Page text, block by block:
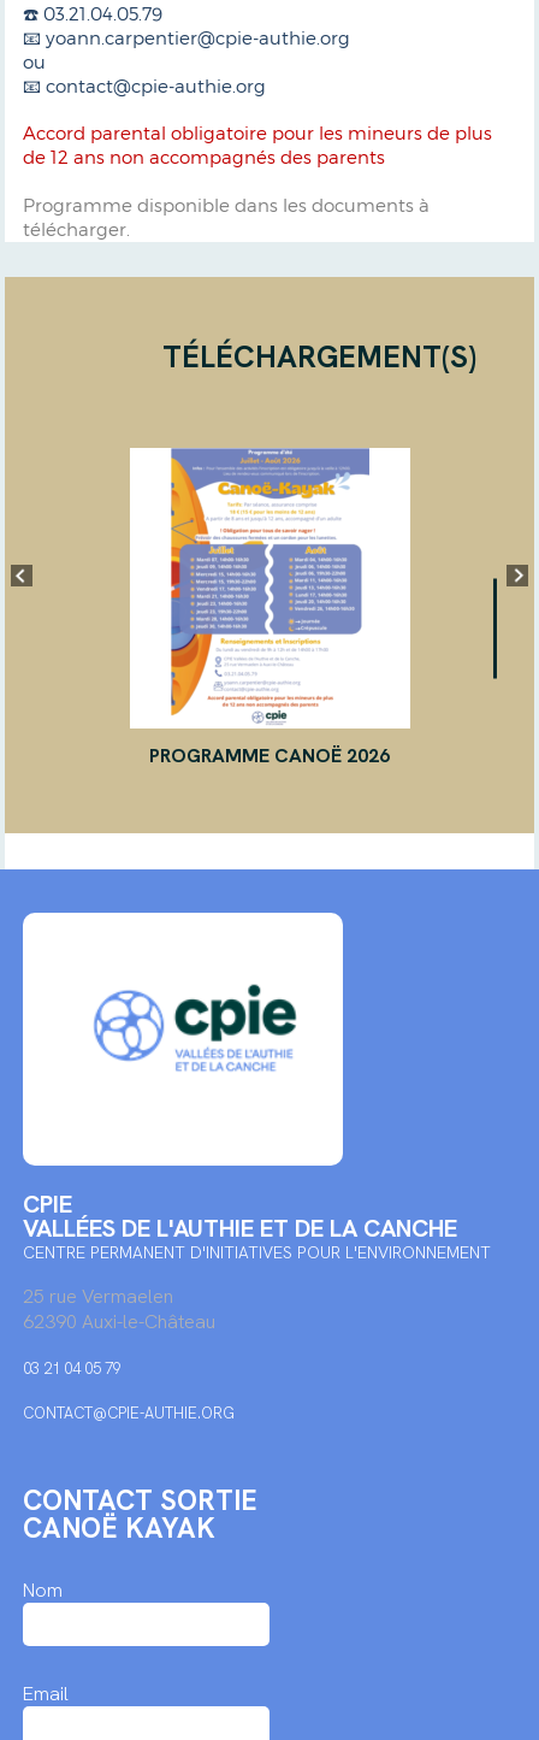
☎️ 03.21.04.05.79
📧 yoann.carpentier@cpie-authie.org
ou
📧 contact@cpie-authie.org
Accord parental obligatoire pour les mineurs de plus
de 12 ans non accompagnés des parents
Programme disponible dans les documents à
télécharger.
TÉLÉCHARGEMENT(S)
PROGRAMME CANOË 2026
CPIE
VALLÉES DE L'AUTHIE ET DE LA CANCHE
CENTRE PERMANENT D'INITIATIVES POUR L'ENVIRONNEMENT
25 rue Vermaelen
62390 Auxi-le-Château
03 21 04 05 79
CONTACT@CPIE-AUTHIE.ORG
CONTACT SORTIE
CANOË KAYAK
Nom
Email